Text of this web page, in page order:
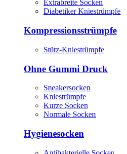
Extrabreite Socken
Diabetiker Kniestrümpfe
Kompressionsstrümpfe
Stütz-Kniestrümpfe
Ohne Gummi Druck
Sneakersocken
Kniestrümpfe
Kurze Socken
Normale Socken
Hygienesocken